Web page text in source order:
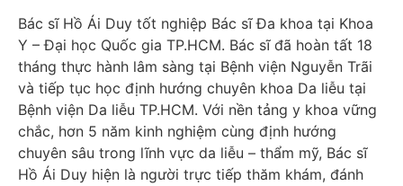
Bác sĩ Hồ Ái Duy tốt nghiệp Bác sĩ Đa khoa tại Khoa
Y – Đại học Quốc gia TP.HCM. Bác sĩ đã hoàn tất 18
tháng thực hành lâm sàng tại Bệnh viện Nguyễn Trãi
và tiếp tục học định hướng chuyên khoa Da liễu tại
Bệnh viện Da liễu TP.HCM. Với nền tảng y khoa vững
chắc, hơn 5 năm kinh nghiệm cùng định hướng
chuyên sâu trong lĩnh vực da liễu – thẩm mỹ, Bác sĩ
Hồ Ái Duy hiện là người trực tiếp thăm khám, đánh